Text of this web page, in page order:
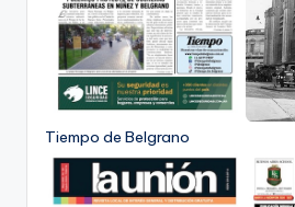
Tiempo de Belgrano